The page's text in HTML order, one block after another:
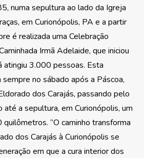
numa sepultura ao lado da Igreja
em Curionópolis, PA e a partir
é realizada uma Celebração
Irmã Adelaide, que iniciou
3.000 pessoas. Esta
sempre no sábado após a Páscoa,
dos Carajás, passando pelo
até a sepultura, em Curionópolis, um
“O caminho transforma
dos Carajás à Curionópolis se
em que a cura interior dos